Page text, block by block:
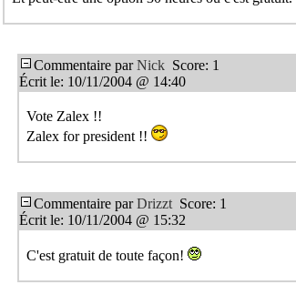
Commentaire parNick Score: 1
Écrit le: 10/11/2004 @ 14:40
Vote Zalex !!
Zalex for president !!
Commentaire parDrizzt Score: 1
Écrit le: 10/11/2004 @ 15:32
C'est gratuit de toute façon!